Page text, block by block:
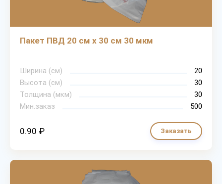
Пакет ПВД 20 см х 30 см 30 мкм
Ширина (см)
20
Высота (см)
30
Толщина (мкм)
30
Мин.заказ
500
0.90 ₽ Заказать